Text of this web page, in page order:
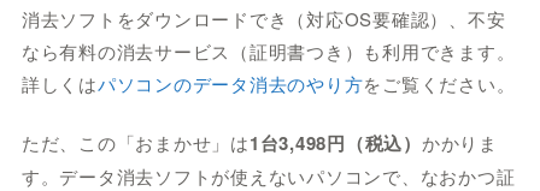
消去ソフトをダウンロードでき（対応OS要確認）、不安
なら有料の消去サービス（証明書つき）も利用できます。
詳しくはパソコンのデータ消去のやり方をご覧ください。
ただ、この「おまかせ」は1台3,498円（税込） かかりま
す。データ消去ソフトが使えないパソコンで、なおかつ証